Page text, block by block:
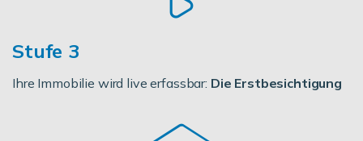
Stufe 3
Ihre Immobilie wird live erfassbar: Die Erstbesichtigung